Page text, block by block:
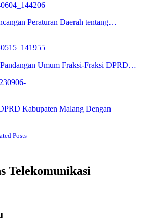
Peraturan Daerah tentang…
Umum Fraksi-Fraksi DPRD…
Kabupaten Malang Dengan
Posts
Telekomunikasi